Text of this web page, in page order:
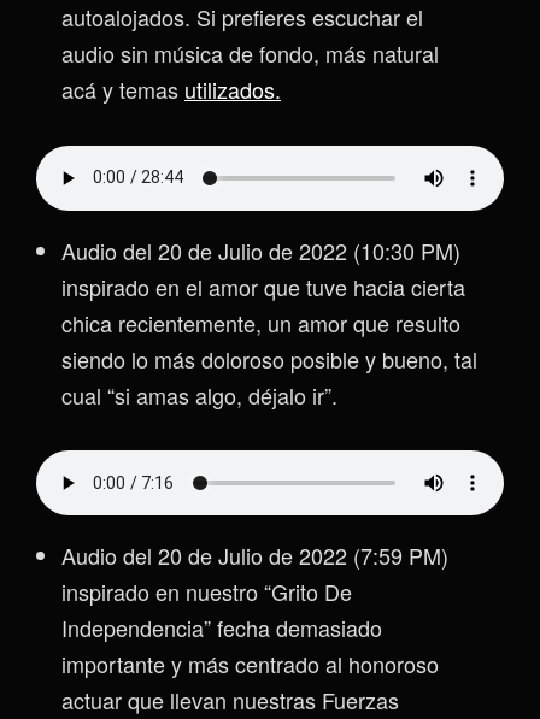
autoalojados. Si prefieres escuchar el
audio sin música de fondo, más natural
acá y temas utilizados.
Audio del 20 de Julio de 2022 (10:30 PM)
inspirado en el amor que tuve hacia cierta
chica recientemente, un amor que resulto
siendo lo más doloroso posible y bueno, tal
cual “si amas algo, déjalo ir”.
Audio del 20 de Julio de 2022 (7:59 PM)
inspirado en nuestro “Grito De
Independencia” fecha demasiado
importante y más centrado al honoroso
actuar que llevan nuestras Fuerzas